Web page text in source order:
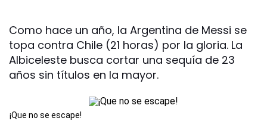
Como hace un año, la Argentina de Messi se
topa contra Chile (21 horas) por la gloria. La
Albiceleste busca cortar una sequía de 23
años sin títulos en la mayor.
¡Que no se escape!